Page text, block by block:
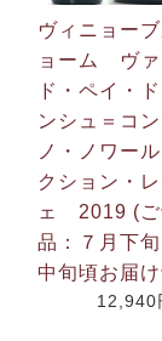
ヴィニョー
ョーム ヴァ
ド・ペイ・
ンシュ＝コ
ノ・ノワー
クション・
ェ 2019 (ご
品：７月下旬
中旬頃お届
12,940